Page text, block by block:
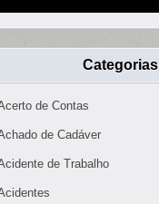
Categorias
de Contas
de Cadáver
de Trabalho